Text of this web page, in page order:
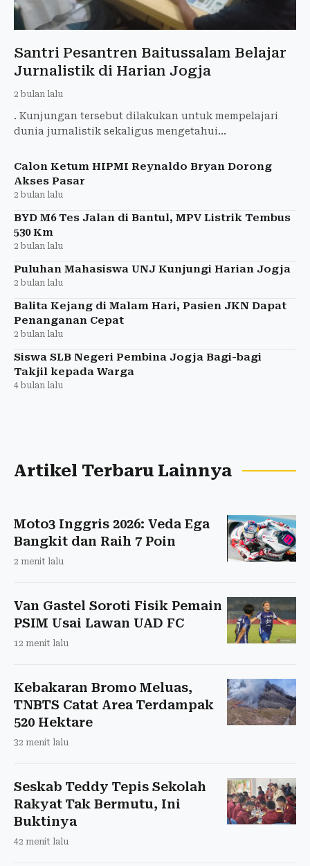
Santri Pesantren Baitussalam Belajar
Jurnalistik di Harian Jogja
2 bulan lalu
. Kunjungan tersebut dilakukan untuk mempelajari
dunia jurnalistik sekaligus mengetahui
Calon Ketum HIPMI Reynaldo Bryan Dorong
Akses Pasar
2 bulan lalu
BYD M6 Tes Jalan di Bantul, MPV Listrik Tembus
530 Km
2 bulan lalu
Puluhan Mahasiswa UNJ Kunjungi Harian Jogja
2 bulan lalu
Balita Kejang di Malam Hari, Pasien JKN Dapat
Penanganan Cepat
2 bulan lalu
Siswa SLB Negeri Pembina Jogja Bagi-bagi
Takjil kepada Warga
4 bulan lalu
Artikel Terbaru Lainnya
Moto3 Inggris 2026: Veda Ega
Bangkit dan Raih 7 Poin
2 menit lalu
Van Gastel Soroti Fisik Pemain
PSIM Usai Lawan UAD FC
12 menit lalu
Kebakaran Bromo Meluas,
TNBTS Catat Area Terdampak
520 Hektare
32 menit lalu
Seskab Teddy Tepis Sekolah
Rakyat Tak Bermutu, Ini
Buktinya
42 menit lalu